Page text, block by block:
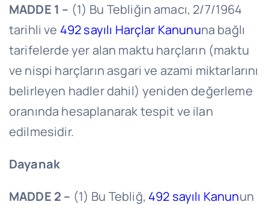
MADDE 1 – (1) Bu Tebliğin amacı, 2/7/1964
tarihli ve 492 sayılı Harçlar Kanununa bağlı
tarifelerde yer alan maktu harçların (maktu
ve nispi harçların asgari ve azami miktarlarını
belirleyen hadler dahil) yeniden değerleme
oranında hesaplanarak tespit ve ilan
edilmesidir.
Dayanak
MADDE 2 – (1) Bu Tebliğ, 492 sayılı Kanunun